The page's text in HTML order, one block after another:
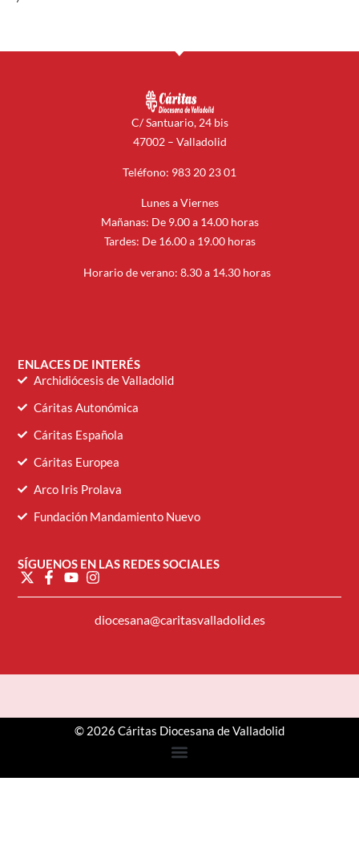
C/ Santuario, 24 bis
47002 – Valladolid
Teléfono: 983 20 23 01
Lunes a Viernes
Mañanas: De 9.00 a 14.00 horas
Tardes: De 16.00 a 19.00 horas
Horario de verano: 8.30 a 14.30 horas
ENLACES DE INTERÉS
Archidiócesis de Valladolid
Cáritas Autonómica
Cáritas Española
Cáritas Europea
Arco Iris Prolava
Fundación Mandamiento Nuevo
SÍGUENOS EN LAS REDES SOCIALES
diocesana@caritasvalladolid.es
© 2026 Cáritas Diocesana de Valladolid